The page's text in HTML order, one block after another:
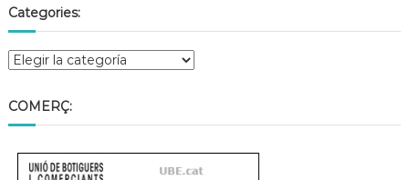
Categories:
COMERÇ: